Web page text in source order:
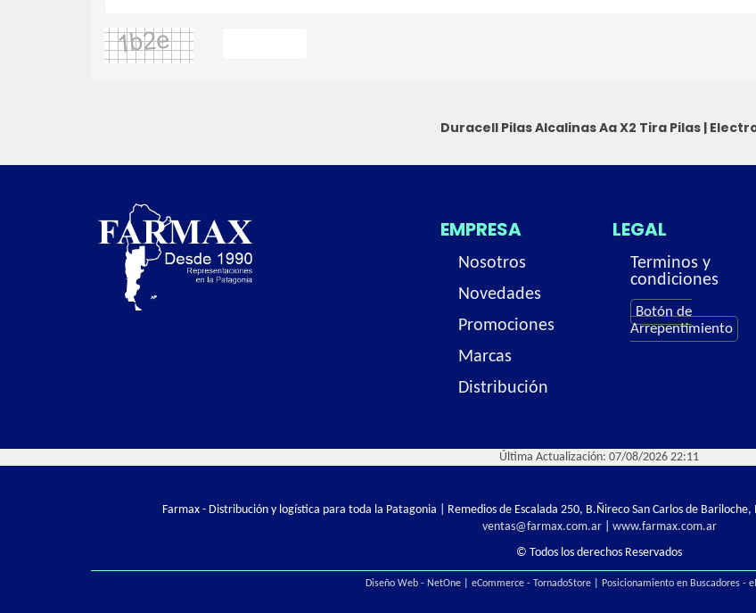
Duracell Pilas Alcalinas Aa X2 Tira Pilas|
EMPRESA
Nosotros
Novedades
Promociones
Marcas
Distribución
LEGAL
Terminos y
condiciones
Botón de
Arrepentimiento
Última Actualización: 07/08/2026 22:11
Farmax - Distribución y logística para toda la Patagonia | Remedios de Escalada 250, B.Ñireco San Carlos de
ventas@farmax.com.ar| www.farmax.com.ar
© Todos los derechos Reservados
Diseño Web - NetOne eCommerce - TornadoStore Posicionamiento en Buscadores -